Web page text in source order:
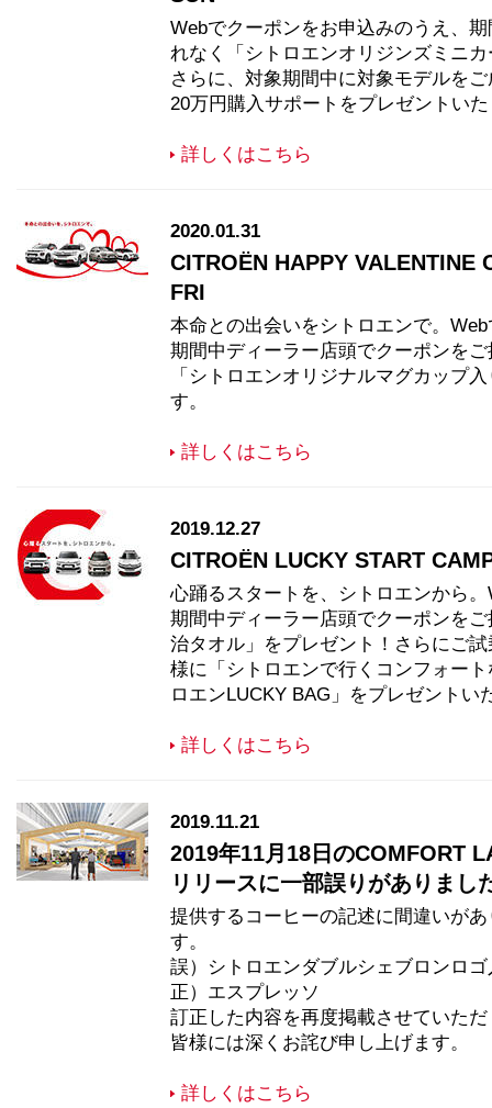
Webでクーポンをお申込みのうえ、
れなく「シトロエンオリジンズミニ
さらに、対象期間中に対象モデルを
20万円購入サポートをプレゼントい
詳しくはこちら
2020.01.31
CITROËN HAPPY VALENTINE
FRI
本命との出会いをシトロエンで。
期間中ディーラー店頭でクーポンを
「シトロエンオリジナルマグカップ
す。
詳しくはこちら
2019.12.27
CITROËN LUCKY START
心踊るスタートを、シトロエンから
期間中ディーラー店頭でクーポンを
治タオル」をプレゼント！さらにご
様に「シトロエンで行くコンフォー
ロエンLUCKY BAG」をプレゼントい
詳しくはこちら
2019.11.21
2019年11月18日のCOMFORT
リリースに一部誤りがありまし
提供するコーヒーの記述に間違いが
す。
誤）シトロエンダブルシェブロンロ
正）エスプレッソ
訂正した内容を再度掲載させていた
皆様には深くお詫び申し上げます。
詳しくはこちら